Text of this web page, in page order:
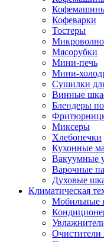
Кофеварки
Тостеры
Мясорубки
Мини-печь
Мини-
Сушилки
Винные
Блендеры
Миксеры
Хлебопечки
Кухонные
Вакуумные
Варочные
Духовые
Климатическая
Мобильные
Очистители